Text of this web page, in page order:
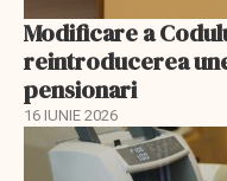
Modificare a
reintroducerea
pensionari
16 IUNIE 2026